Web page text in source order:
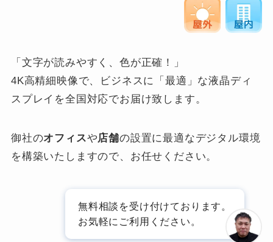
「文字が読みやすく、色が正確！」
4K高精細映像で、ビジネスに「最適」な液晶ディ
スプレイを全国対応でお届け致します。
御社のオフィスや店舗の設置に最適なデジタル環境
を構築いたしますので、お任せください。
無料相談を受け付けております。
お気軽にご利用ください。